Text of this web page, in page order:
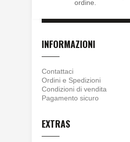
ordine.
INFORMAZIONI
Contattaci
Ordini e Spedizioni
Condizioni di vendita
Pagamento sicuro
EXTRAS